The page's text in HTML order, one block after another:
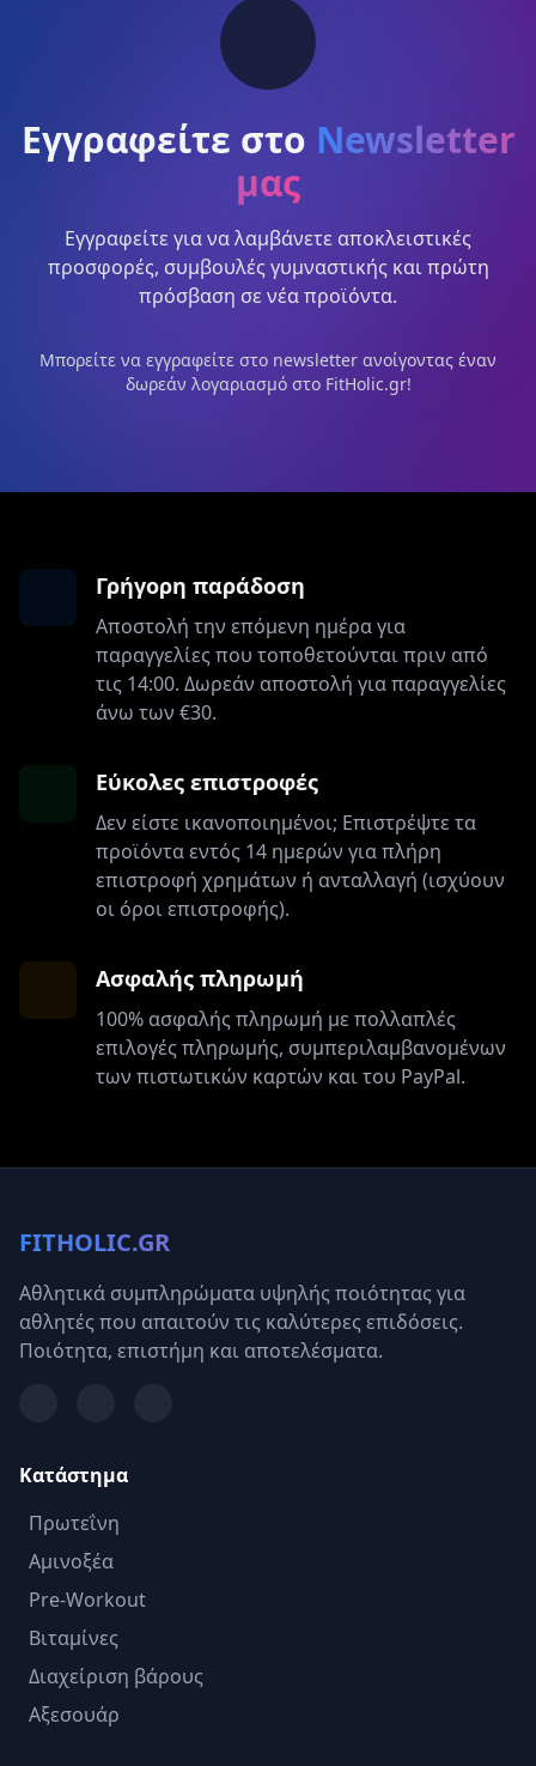
Εγγραφείτε στο Newsletter
μας
Εγγραφείτε για να λαμβάνετε αποκλειστικές
προσφορές, συμβουλές γυμναστικής και πρώτη
πρόσβαση σε νέα προϊόντα.
Μπορείτε να εγγραφείτε στο newsletter ανοίγοντας έναν
δωρεάν λογαριασμό στο FitHolic.gr!
Γρήγορη παράδοση
Αποστολή την επόμενη ημέρα για
παραγγελίες που τοποθετούνται πριν από
τις 14:00. Δωρεάν αποστολή για παραγγελίες
άνω των €30.
Εύκολες επιστροφές
Δεν είστε ικανοποιημένοι; Επιστρέψτε τα
προϊόντα εντός 14 ημερών για πλήρη
επιστροφή χρημάτων ή ανταλλαγή (ισχύουν
οι όροι επιστροφής).
Ασφαλής πληρωμή
100% ασφαλής πληρωμή με πολλαπλές
επιλογές πληρωμής, συμπεριλαμβανομένων
των πιστωτικών καρτών και του PayPal.
FITHOLIC.GR
Αθλητικά συμπληρώματα υψηλής ποιότητας για
αθλητές που απαιτούν τις καλύτερες επιδόσεις.
Ποιότητα, επιστήμη και αποτελέσματα.
Κατάστημα
Πρωτεΐνη
Αμινοξέα
Pre-Workout
Βιταμίνες
Διαχείριση βάρους
Αξεσουάρ